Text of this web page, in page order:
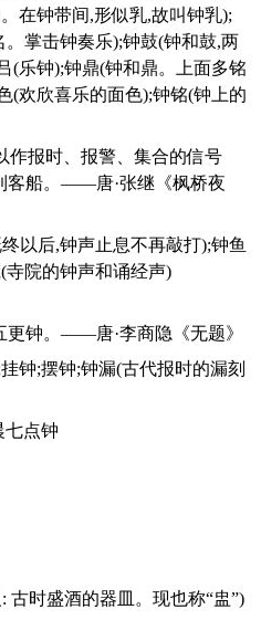
在钟带间,形似乳,故叫钟乳);
掌击钟奏乐);钟鼓(钟和鼓,两
(乐钟);钟鼎(钟和鼎。上面多铭
(欢欣喜乐的面色);钟铭(钟上的
作报时、报警、集合的信号
客船。——唐·张继《枫桥夜
寺院的钟声和诵经声)
更钟。——唐·李商隐《无题》
七点钟
: 古时盛酒的器皿。现也称“盅”)